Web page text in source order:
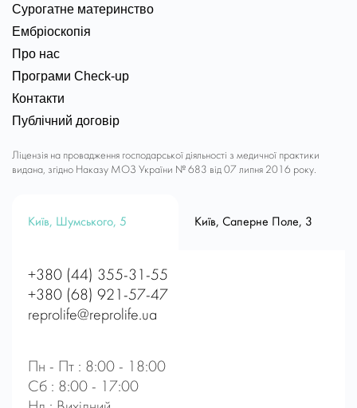
Сурогатне материнство
Ембріоскопія
Про нас
Програми Check-up
Контакти
Публічний договір
Ліцензія на провадження господарської діяльності з медичної практики
видана, згідно Наказу МОЗ України № 683 від 07 липня 2016 року.
Київ, Шумського, 5 Київ, Саперне Поле, 3
+380 (44) 355-31-55
+380 (68) 921-57-47
reprolife@reprolife.ua
Пн - Пт : 8:00 - 18:00
Сб : 8:00 - 17:00